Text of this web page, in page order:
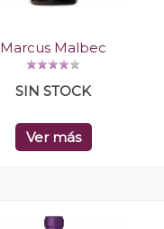
Marcus Malbec
SIN STOCK
Ver más